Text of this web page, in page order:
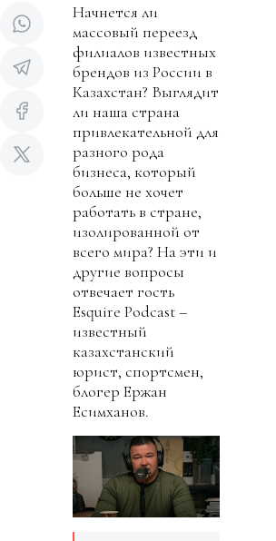
Начнется ли
массовый переезд
филиалов известных
брендов из России в
Казахстан? Выглядит
ли наша страна
привлекательной для
разного рода
бизнеса, который
больше не хочет
работать в стране,
изолированной от
всего мира? На эти и
другие вопросы
отвечает гость
Esquire Podcast –
известный
казахстанский
юрист, спортсмен,
блогер Ержан
Есимханов.